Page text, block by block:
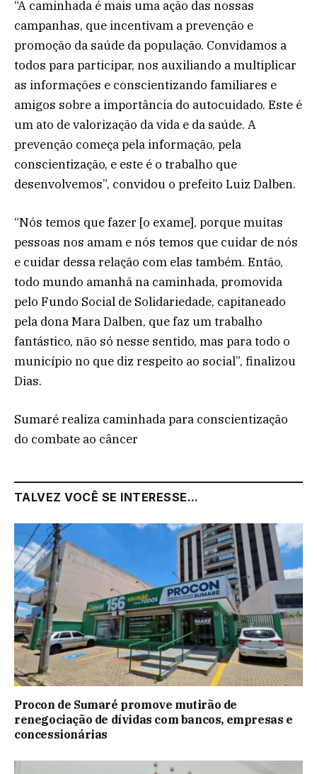
“A caminhada é mais uma ação das nossas
campanhas, que incentivam a prevenção e
promoção da saúde da população. Convidamos a
todos para participar, nos auxiliando a multiplicar
as informações e conscientizando familiares e
amigos sobre a importância do autocuidado. Este é
um ato de valorização da vida e da saúde. A
prevenção começa pela informação, pela
conscientização, e este é o trabalho que
desenvolvemos”, convidou o prefeito Luiz Dalben.
“Nós temos que fazer [o exame], porque muitas
pessoas nos amam e nós temos que cuidar de nós
e cuidar dessa relação com elas também. Então,
todo mundo amanhã na caminhada, promovida
pelo Fundo Social de Solidariedade, capitaneado
pela dona Mara Dalben, que faz um trabalho
fantástico, não só nesse sentido, mas para todo o
município no que diz respeito ao social”, finalizou
Dias.
Sumaré realiza caminhada para conscientização
do combate ao câncer
TALVEZ VOCÊ SE INTERESSE...
Procon de Sumaré promove mutirão de
renegociação de dívidas com bancos, empresas e
concessionárias